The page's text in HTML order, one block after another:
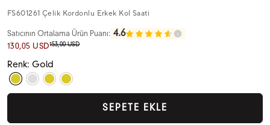
FS601261 Çelik Kordonlu Erkek Kol Saati
Satıcının Ortalama Ürün Puanı: 4.6
130,05 USD153,00 USD
Renk: Gold
SEPETE EKLE